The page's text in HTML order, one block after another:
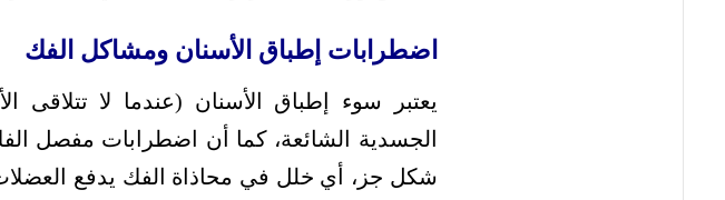
اضطرابات إطباق الأسنان ومشاكل الفك
يعتبر سوء إطباق الأسنان (عندما لا
الجسدية الشائعة، كما أن اضطرابات مفصل
شكل جز، أي خلل في محاذاة الفك يدفع